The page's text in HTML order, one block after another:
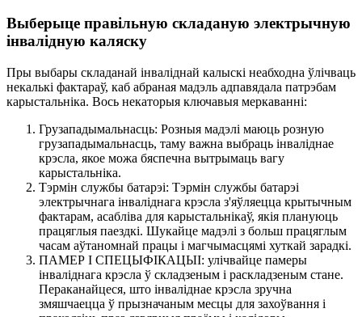
Выберыце правільную складаную электрычную
інвалідную каляску
Пры выбары складанай інваліднай калыскі неабходна ўлічваць
некалькі фактараў, каб абраная мадэль адпавядала патрэбам
карыстальніка. Вось некаторыя ключавыя меркаванні:
Грузападымальнасць: Розныя мадэлі маюць розную
грузападымальнасць, таму важна выбраць інваліднае
крэсла, якое можа бяспечна вытрымаць вагу
карыстальніка.
Тэрмін службы батарэі: Тэрмін службы батарэі
электрычнага інваліднага крэсла з'яўляецца крытычным
фактарам, асабліва для карыстальнікаў, якія плануюць
працяглыя паездкі. Шукайце мадэлі з больш працяглым
часам аўтаномнай працы і магчымасцямі хуткай зарадкі.
ПАМЕР І СПЕЦЫФІКАЦЫІ: улічвайце памеры
інваліднага крэсла ў складзеным і раскладзеным стане.
Пераканайцеся, што інваліднае крэсла зручна
змяшчаецца ў прызначаным месцы для захоўвання і